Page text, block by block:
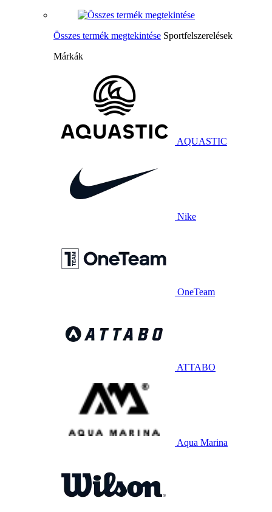
Összes termék megtekintése Sportfelszerelések
Márkák
AQUASTIC
Nike
OneTeam
ATTABO
Aqua Marina